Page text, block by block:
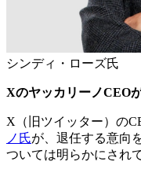
シンディ・ローズ氏
XのヤッカリーノCEO
X（旧ツイッター）の
ノ氏が、退任する意向
ついては明らかにされ